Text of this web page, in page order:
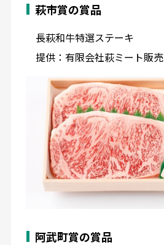
萩市賞の賞品
長萩和牛特選ステーキ
提供：有限会社萩ミート販売
阿武町賞の賞品